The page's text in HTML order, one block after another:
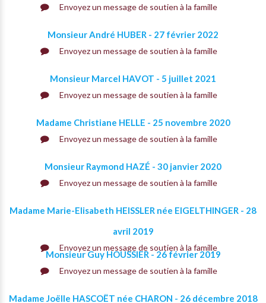
Envoyez un message de soutien à la famille
Monsieur André HUBER - 27 février 2022
Envoyez un message de soutien à la famille
Monsieur Marcel HAVOT - 5 juillet 2021
Envoyez un message de soutien à la famille
Madame Christiane HELLE - 25 novembre 2020
Envoyez un message de soutien à la famille
Monsieur Raymond HAZÉ - 30 janvier 2020
Envoyez un message de soutien à la famille
Madame Marie-Elisabeth HEISSLER née EIGELTHINGER - 28
avril 2019
Envoyez un message de soutien à la famille
Monsieur Guy HOUSSIER - 26 février 2019
Envoyez un message de soutien à la famille
Madame Joëlle HASCOËT née CHARON - 26 décembre 2018